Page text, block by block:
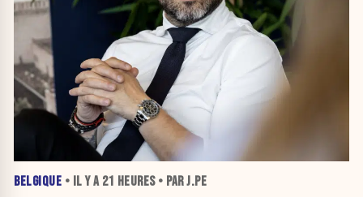
BELGIQUE • IL Y A 21 HEURES• PAR J.PE